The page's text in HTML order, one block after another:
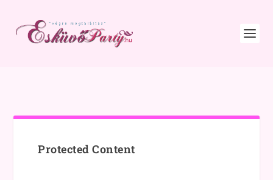
Protected Content